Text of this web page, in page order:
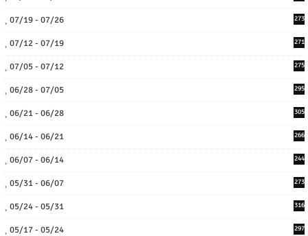
07/19 - 07/26 273
07/12 - 07/19 271
07/05 - 07/12 275
06/28 - 07/05 295
06/21 - 06/28 305
06/14 - 06/21 266
06/07 - 06/14 244
05/31 - 06/07 273
05/24 - 05/31 316
05/17 - 05/24 297